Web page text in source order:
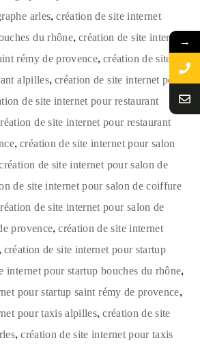
arles,création de site internet
du rhône, création de site internet
rémy de provence,création de site
alpilles, création de site internet pour
de site internet pour restaurant
de site internet pour restaurant
,création de site internet pour salon
de site internet pour salon de
de site internet pour salon de coiffure
de site internet pour salon de
provence,création de site internet
, création de site internet pour startup
internet pour startup bouches du rhône,
pour startup saint rémy de provence,
pour taxis alpilles,création de site
,création de site internet pour taxis
→